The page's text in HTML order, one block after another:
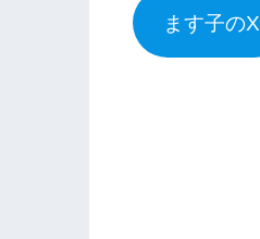
ます子のX